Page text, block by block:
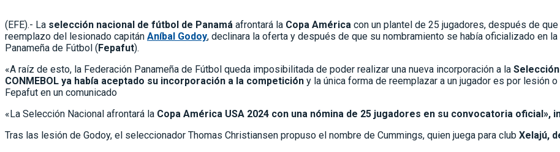
(EFE).- La selección nacional de fútbol de Panamá afrontará la Copa América con un plantel de 25 jugadores, después de que
reemplazo del lesionado capitán Aníbal Godoy, declinara la oferta y después de que su nombramiento se había oficializado en
Panameña de Fútbol (Fepafut).
«A raíz de esto, la Federación Panameña de Fútbol queda imposibilitada de poder realizar una nueva incorporación a la
CONMEBOL ya había aceptado su incorporación a la competición y la única forma de reemplazar a un jugador es por lesión
Fepafut en un comunicado
«La Selección Nacional afrontará la Copa América USA 2024 con una nómina de 25 jugadores en su convocatoria oficial»,
Tras las lesión de Godoy, el seleccionador Thomas Christiansen propuso el nombre de Cummings, quien juega para club Xelajú,